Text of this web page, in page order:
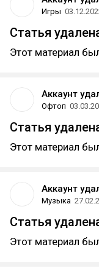
Игры
Статья
Этот материал
Аккаунт
Офтоп
Статья
Этот материал
Аккаунт
Музыка
Статья
Этот материал